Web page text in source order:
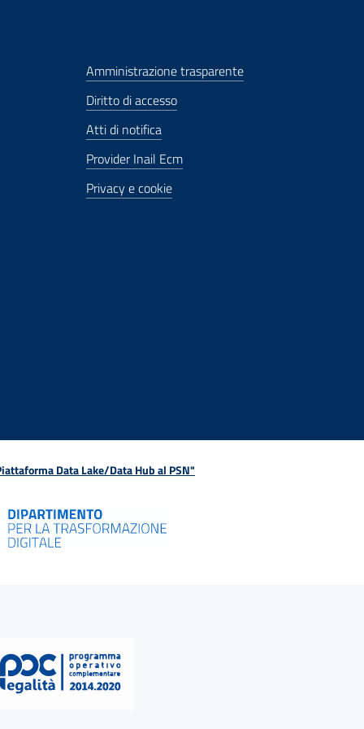
Amministrazione trasparente
Diritto di accesso
Atti di notifica
Provider Inail Ecm
Privacy e cookie
Data Lake/Data Hub al PSN"